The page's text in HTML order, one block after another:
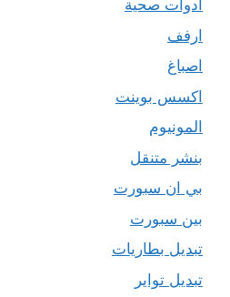
ادوات صحية
ارفف
اصباغ
اكسس بوينت
المونيوم
بنشر متنقل
بي ان سبورت
بين سبورت
تبديل بطاريات
تبديل تواير